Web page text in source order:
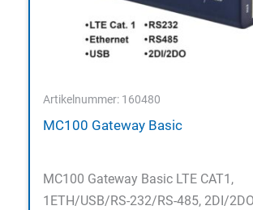
Artikelnummer: 160480
MC100 Gateway Basic
MC100 Gateway Basic LTE CAT1,
1ETH/USB/RS-232/RS-485, 2DI/2DO